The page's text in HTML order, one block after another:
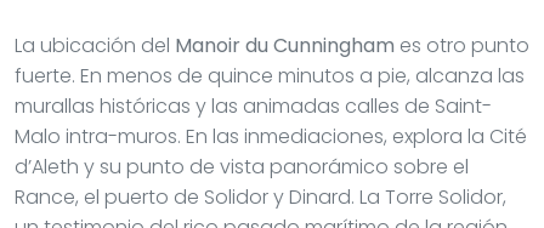
La ubicación del Manoir du Cunningham es otro punto
fuerte. En menos de quince minutos a pie, alcanza las
murallas históricas y las animadas calles de Saint-
Malo intra-muros. En las inmediaciones, explora la Cité
d’Aleth y su punto de vista panorámico sobre el
Rance, el puerto de Solidor y Dinard. La Torre Solidor,